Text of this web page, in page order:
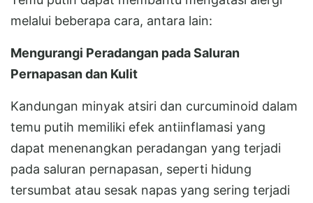
melalui beberapa cara, antara lain:
Mengurangi Peradangan pada Saluran
Pernapasan dan Kulit
Kandungan minyak atsiri dan curcuminoid dalam
temu putih memiliki efek antiinflamasi yang
dapat menenangkan peradangan yang terjadi
pada saluran pernapasan, seperti hidung
tersumbat atau sesak napas yang sering terjadi